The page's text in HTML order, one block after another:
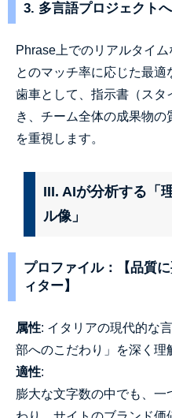
3. 多言語プロジェクト
Phrase上でのリアルタイム
とのマッチ率に応じた最
歯車として、指示書（ス
き、チーム全体の成果物の
を重視します。
III. AIが分析する「
ル像」
プロファイル：【品質
ィター】
属性: イタリアの現代的な
部へのこだわり」を深く理
適性:
膨大な文字数の中でも、